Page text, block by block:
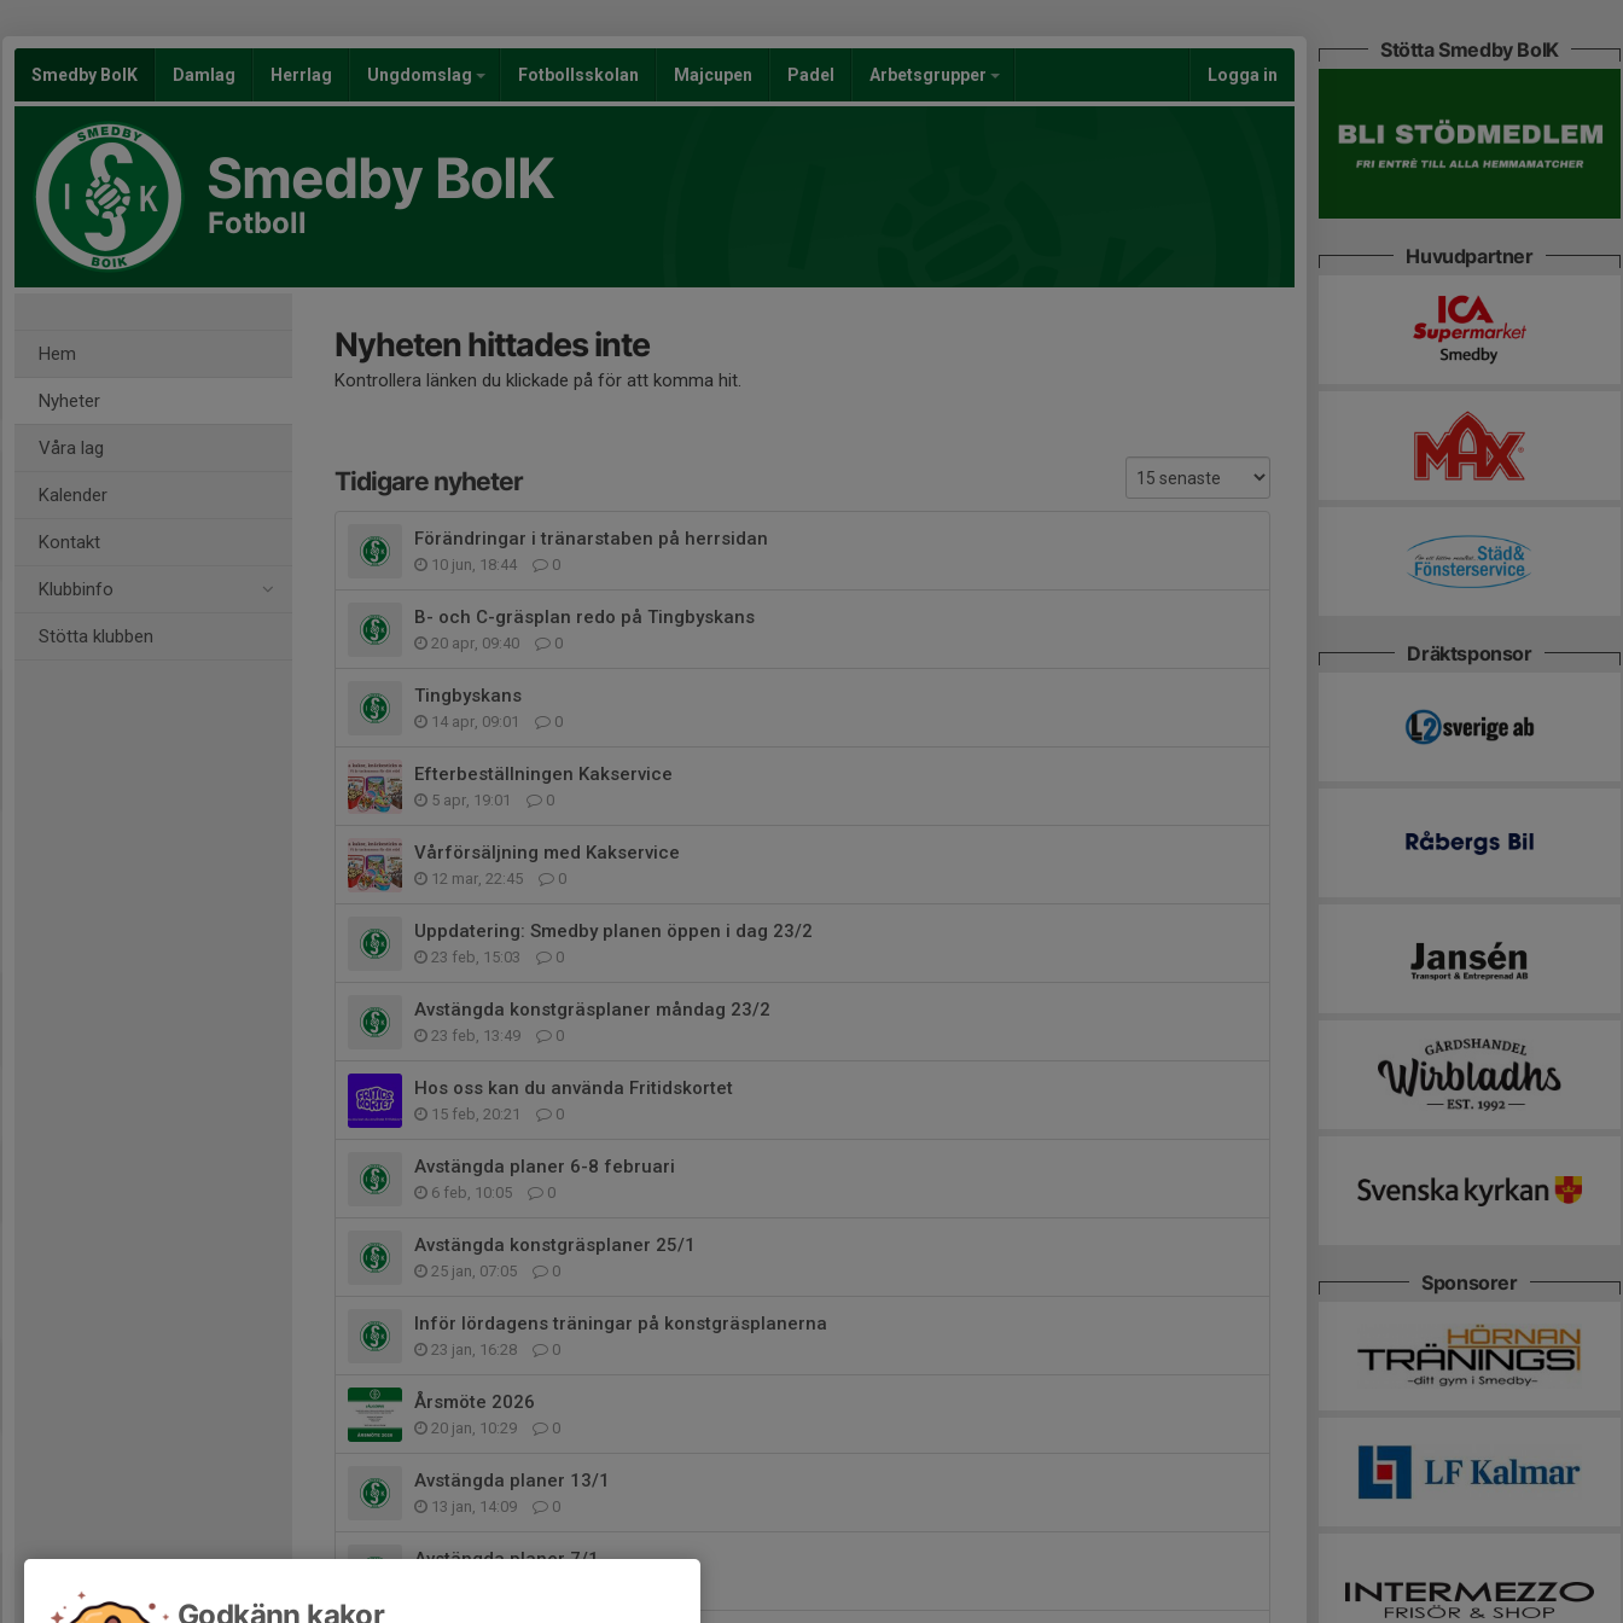
Smedby BoIK Damlag Herrlag Ungdomslag Fotbollsskolan Majcupen Padel Arbetsgrupper Logga in
Smedby BoIK
Fotboll
Hem
Nyheter
Våra lag
Kalender
Kontakt
Klubbinfo
Stötta klubben
Nyheten hittades inte
Kontrollera länken du klickade på för att komma hit.
Tidigare nyheter
Förändringar i tränarstaben på herrsidan
10 jun, 18:44 0
B- och C-gräsplan redo på Tingbyskans
20 apr, 09:40 0
Tingbyskans
14 apr, 09:01 0
Efterbeställningen Kakservice
5 apr, 19:01 0
Vårförsäljning med Kakservice
12 mar, 22:45 0
Uppdatering: Smedby planen öppen i dag 23/2
23 feb, 15:03 0
Avstängda konstgräsplaner måndag 23/2
23 feb, 13:49 0
Hos oss kan du använda Fritidskortet
15 feb, 20:21 0
Avstängda planer 6-8 februari
6 feb, 10:05 0
Avstängda konstgräsplaner 25/1
25 jan, 07:05 0
Inför lördagens träningar på konstgräsplanerna
23 jan, 16:28 0
Årsmöte 2026
20 jan, 10:29 0
Avstängda planer 13/1
13 jan, 14:09 0
Avstängda planer 7/1
Stötta Smedby BoIK
Huvudpartner
Dräktsponsor
Sponsorer
Godkänn kakor